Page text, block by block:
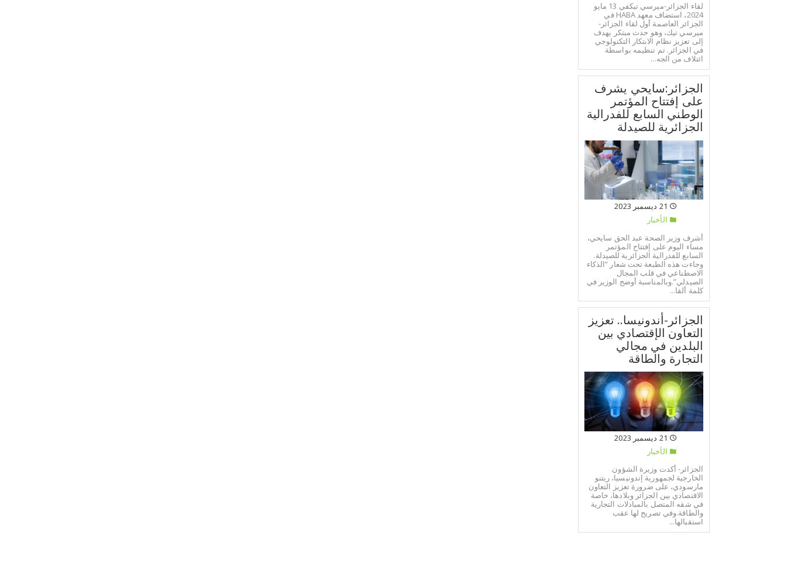
لقاء الجزائر-ميرسي تيكفي 13 مايو
2024، استضاف معهد HABA في
الجزائر العاصمة أول لقاء الجزائر-
ميرسي تيك، وهو حدث مبتكر يهدف
إلى تعزيز نظام الابتكار التكنولوجي
في الجزائر. تم تنظيمه بواسطة
ائتلاف من الجه...
الجزائر:سايحي يشرف
على إفتتاح المؤتمر
الوطني السابع للفدرالية
الجزائرية للصيدلة
الأخبار
أشرف وزير الصحة عبد الحق سايحي،
مساء اليوم على إفتتاح المؤتمر
السابع للفدرالية الجزائرية للصيدلة.
وجاءت هذه الطبعة تحت شعار “الذكاء
الاصطناعي في قلب المجال
الصيدلي”.وبالمناسبة أوضح الوزير في
كلمة ألقا...
الجزائر-أندونيسا.. تعزيز
التعاون الإقتصادي بين
البلدين في مجالي
التجارة والطاقة
الأخبار
الجزائر- أكدت وزيرة الشؤون
الخارجية لجمهورية إندونيسيا، ريتنو
مارسودي، على ضرورة تعزيز التعاون
الاقتصادي بين الجزائر وبلادها، خاصة
في شقه المتصل بالمبادلات التجارية
والطاقة.وفي تصريح لها عقب
استقبالها...